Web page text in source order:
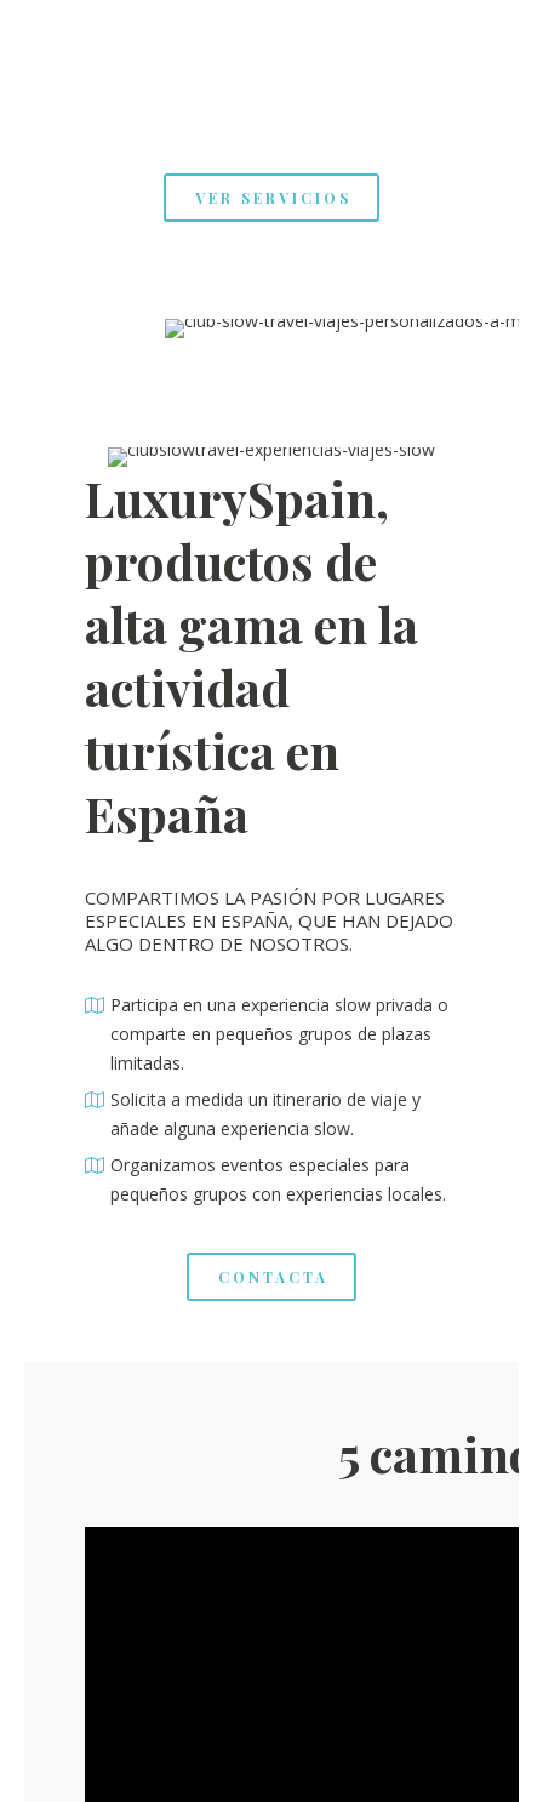
VER SERVICIOS
LuxurySpain,
productos de
alta gama en la
actividad
turística en
España
COMPARTIMOS LA PASIÓN POR LUGARES
ESPECIALES EN ESPAÑA, QUE HAN DEJADO
ALGO DENTRO DE NOSOTROS.
Participa en una experiencia slow privada o
comparte en pequeños grupos de plazas
limitadas.
Solicita a medida un itinerario de viaje y
añade alguna experiencia slow.
Organizamos eventos especiales para
pequeños grupos con experiencias locales.
CONTACTA
5